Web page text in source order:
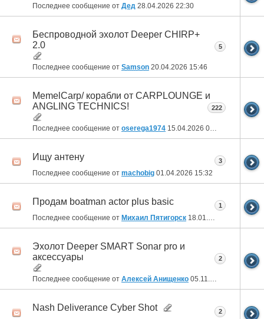
Последнее сообщение от Дед 28.04.2026 22:30
Беспроводной эхолот Deeper CHIRP+
2.0
Последнее сообщение от Samson 20.04.2026 15:46
5
MemelCarp/ корабли от CARPLOUNGE и
ANGLING TECHNICS!
Последнее сообщение от oserega1974 15.04.2026 06:30
222
Ищу антену
Последнее сообщение от machobig 01.04.2026 15:32
3
Продам boatman actor plus basic
Последнее сообщение от Михаил Пятигорск 18.01.2026
1
Эхолот Deeper SMART Sonar prо и
аксессуары
Последнее сообщение от Алексей Анищенко 05.11.2025
2
Nash Deliverance Cyber Shot 2